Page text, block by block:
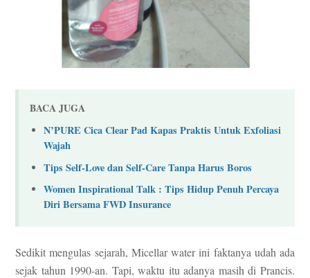
BACA JUGA
N’PURE Cica Clear Pad Kapas Praktis Untuk Exfoliasi
Wajah
Tips Self-Love dan Self-Care Tanpa Harus Boros
Women Inspirational Talk : Tips Hidup Penuh Percaya
Diri Bersama FWD Insurance
Sedikit mengulas sejarah, Micellar water ini faktanya udah ada
sejak tahun 1990-an. Tapi, waktu itu adanya masih di Prancis.